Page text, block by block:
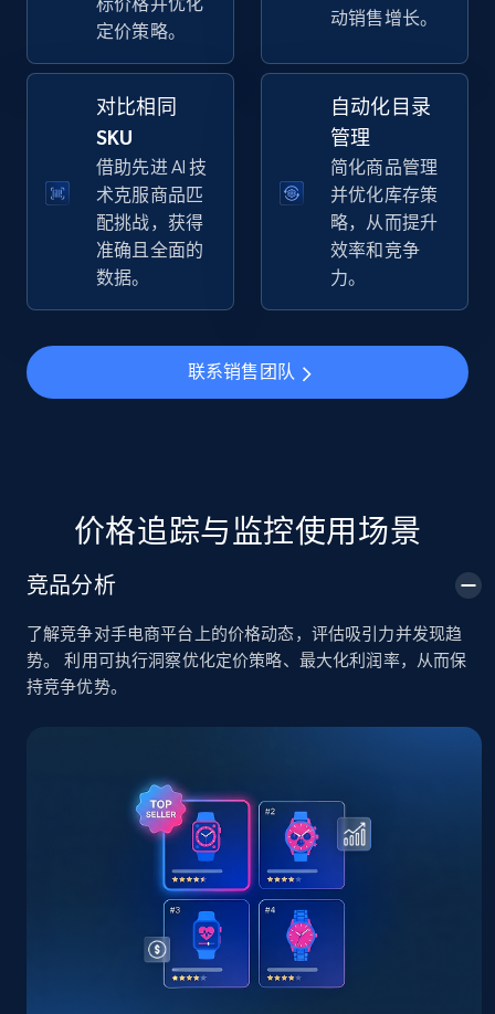
Walmart - products - Collects products by
specific keywords
URL, Final price, Sku, Currency, Gtin,
Specifications, Image urls, Top reviews, and
more.
5.6K+ 876+ 立即开始
Walmart - products - Discover products by
using sku numbers
URL, Final price, Sku, Currency, Gtin,
Specifications, Image urls, Top reviews, and
more.
URL, Title, Available, Description, Currency, Initial
price, Final price, Discount percent, and more.
5.4K+
TikTok Shop - category
URL, Title, Available, Description, Currency, Initial
price, Final price, Discount percent, and more.
668+
定价策略。
动销售增长。
对比相同
SKU
借助先进 AI 技
术克服商品匹
配挑战，获得
准确且全面的
数据。
自动化目录
管理
简化商品管理
并优化库存策
略，从而提升
效率和竞争
力。
联系销售团队
价格追踪与监控使用场景
竞品分析
了解竞争对手电商平台上的价格动态，评估吸引力并发现趋
势。 利用可执行洞察优化定价策略、最大化利润率，从而保
持竞争优势。